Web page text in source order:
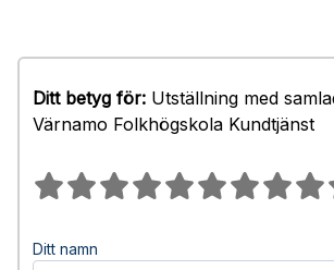
Ditt betyg för: Utställning med
Värnamo Folkhögskola Kundtjänst
Ditt namn